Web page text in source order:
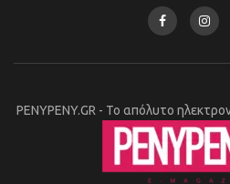
PENYPENY.GR - Το απόλυτο